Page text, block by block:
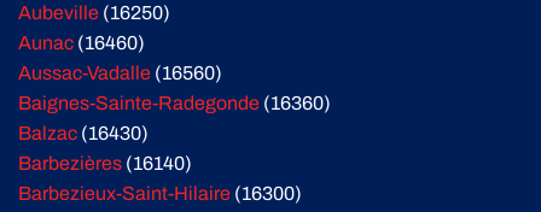
Aubeville (16250)
Aunac (16460)
Aussac-Vadalle (16560)
Baignes-Sainte-Radegonde (16360)
Balzac (16430)
Barbezières (16140)
Barbezieux-Saint-Hilaire (16300)